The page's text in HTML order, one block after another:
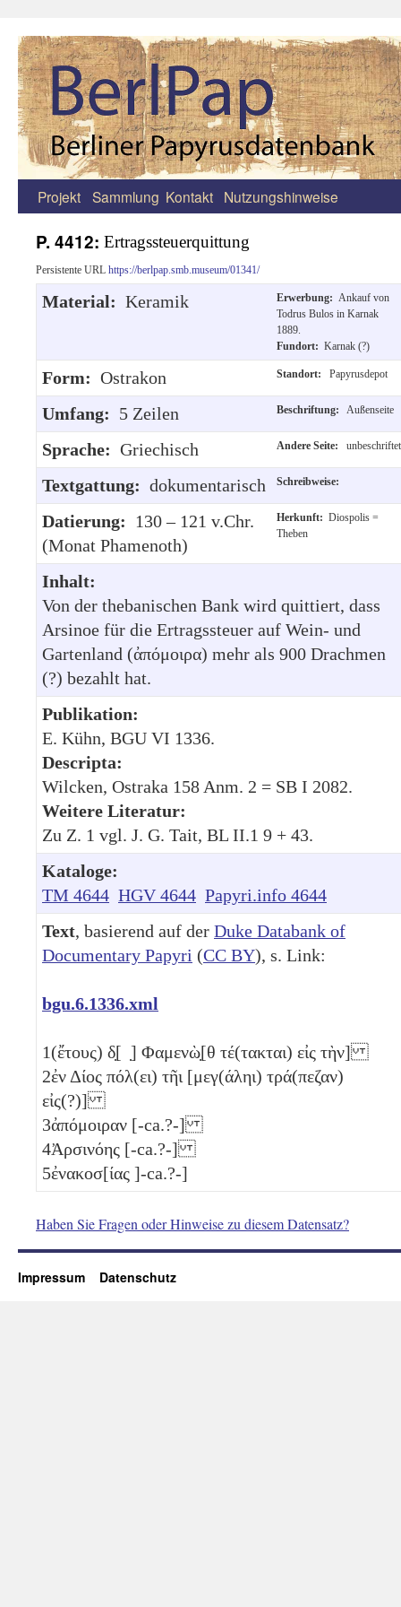
Zum
springen
Projekt Sammlung Kontakt Nutzungshinweise
P. 4412: Ertragssteuerquittung
Persistente URL https://berlpap.smb.museum/01341/
Material: Keramik Erwerbung: Ankauf von
Todrus Bulos in Karnak
1889.
Fundort: Karnak (?)
Form: Ostrakon Standort: Papyrusdepot
Umfang: 5 Zeilen Beschriftung: Außenseite
Sprache: Griechisch Andere Seite: unbeschriftet
Textgattung: dokumentarisch Schreibweise:
Datierung: 130 – 121 v.Chr.
(Monat Phamenoth)
Herkunft: Diospolis =
Theben
Inhalt:
Von der thebanischen Bank wird quittiert, dass
Arsinoe für die Ertragssteuer auf Wein- und
Gartenland (ἀπόμοιρα) mehr als 900 Drachmen
(?) bezahlt hat.
Publikation:
E. Kühn, BGU VI 1336.
Descripta:
Wilcken, Ostraka 158 Anm. 2 = SB I 2082.
Weitere Literatur:
Zu Z. 1 vgl. J. G. Tait, BL ΙΙ.1 9 + 43.
Kataloge:
TM 4644 HGV 4644 Papyri.info 4644
Text, basierend auf der Duke Databank of
Documentary Papyri (CC BY), s. Link:
bgu.6.1336.xml
1(ἔτους) δ̣[ ̣] Φαμενὼ̣[θ τέ(τακται) εἰς τὴν]
2ἐν Δίος πόλ(ει) τῆι [μεγ(άληι) τρά(πεζαν)
εἰς(?)]
3ἀπόμοιραν [-ca.?-]
4Ἀρσινόης [-ca.?-]
5ἐνακοσ[ίας ]-ca.?-]
Haben Sie Fragen oder Hinweise zu diesem Datensatz?
Impressum Datenschutz